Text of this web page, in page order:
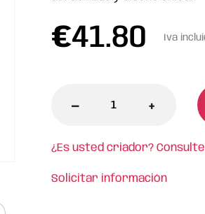
€41.80 Iva
- +
¿Es usted criador?
Solicitar información